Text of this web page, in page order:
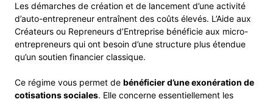
Les démarches de création et de lancement d’une activité
d’auto-entrepreneur entraînent des coûts élevés. L’Aide aux
Créateurs ou Repreneurs d’Entreprise bénéficie aux micro-
entrepreneurs qui ont besoin d’une structure plus étendue
qu’un soutien financier classique.
Ce régime vous permet de bénéficier d’une exonération de
cotisations sociales. Elle concerne essentiellement les